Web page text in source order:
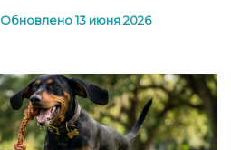
Обновлено 13 июня 2026